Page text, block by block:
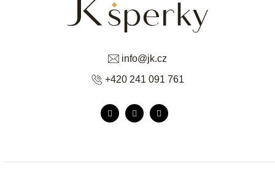
info@jk.cz
+420 241 091 761